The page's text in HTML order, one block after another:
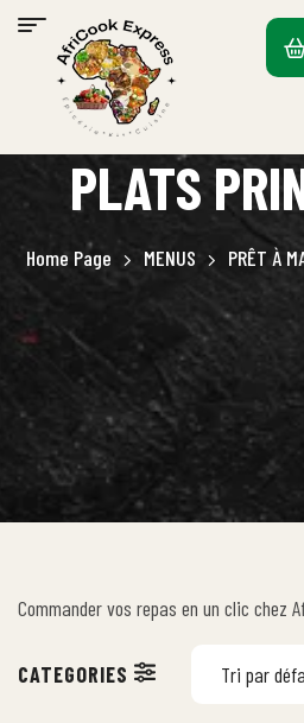
PLATS
Home Page MENUS PRÊT À
Commander vos repas en un clic chez
Tri par